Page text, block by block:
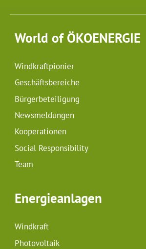
World of ÖKOENERGIE
Windkraftpionier
Geschäftsbereiche
Bürgerbeteiligung
Newsmeldungen
Kooperationen
Social Responsibility
Team
Energieanlagen
Windkraft
Photovoltaik